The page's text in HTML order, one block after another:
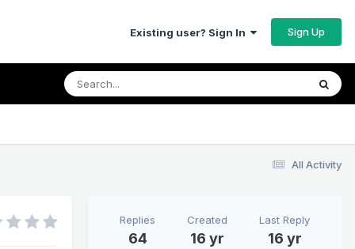
Existing user? Sign In Sign Up
All Activity
Replies
64
Created
16 yr
Last Reply
16 yr